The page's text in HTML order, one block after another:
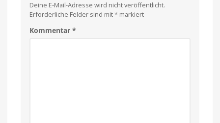
Deine E-Mail-Adresse wird nicht veröffentlicht.
Erforderliche Felder sind mit* markiert
Kommentar *